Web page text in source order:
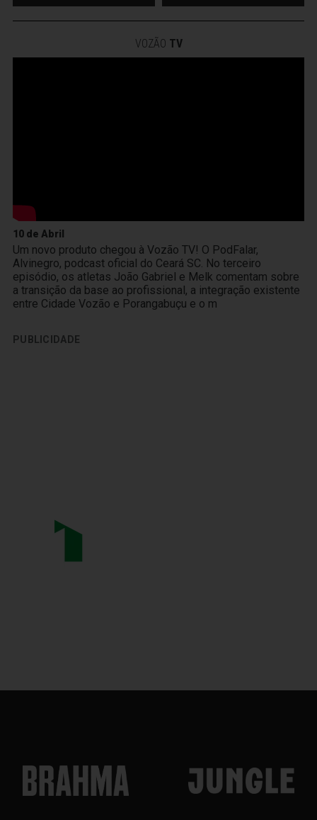
VOZÃO TV
10 de Abril
Um novo produto chegou à Vozão TV! O PodFalar,
Alvinegro, podcast oficial do Ceará SC. No terceiro
episódio, os atletas João Gabriel e Melk comentam sobre
a transição da base ao profissional, a integração existente
entre Cidade Vozão e Porangabuçu e o m
PUBLICIDADE